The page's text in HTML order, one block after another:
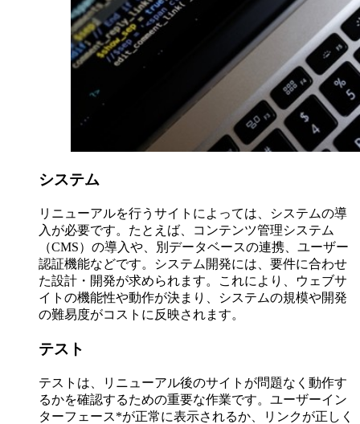
システム
リニューアルを行うサイトによっては、システムの導
入が必要です。たとえば、コンテンツ管理システム
（CMS）の導入や、別データベースの連携、ユーザー
認証機能などです。システム開発には、要件に合わせ
た設計・開発が求められます。これにより、ウェブサ
イトの機能性や動作が決まり、システムの規模や開発
の難易度がコストに反映されます。
テスト
テストは、リニューアル後のサイトが問題なく動作す
るかを確認するための重要な作業です。ユーザーイン
ターフェース*が正常に表示されるか、リンクが正しく